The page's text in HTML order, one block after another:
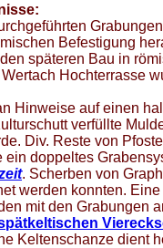
Befestigung
späteren Bau in
Hochterrasse
Hinweise auf einen
verfüllte
Div. Reste von
doppeltes
. Scherben von
werden konnten.
mit den Grabungen
Keltenschanze dient